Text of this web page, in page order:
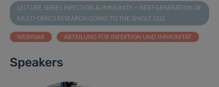
LECTURE SERIES INFECTION & IMMUNITY – NEXT-GENERATION OF
MULTI-OMICS RESEARCH:GOING TO THE SINGLE CELL
WEBINAR ABTEILUNG FÜR INFEKTION UND IMMUNITÄT
Speakers